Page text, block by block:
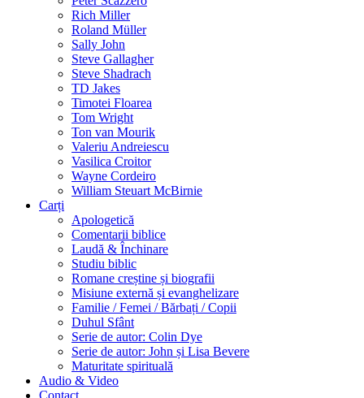
Rich Miller
Roland Müller
Sally John
Steve Gallagher
Steve Shadrach
TD Jakes
Timotei Floarea
Tom Wright
Ton van Mourik
Valeriu Andreiescu
Vasilica Croitor
Wayne Cordeiro
William Steuart McBirnie
Carți
Apologetică
Comentarii biblice
Laudă & Închinare
Studiu biblic
Romane creștine și biografii
Misiune externă și evanghelizare
Familie / Femei / Bărbați / Copii
Duhul Sfânt
Serie de autor: Colin Dye
Serie de autor: John și Lisa Bevere
Maturitate spirituală
Audio & Video
Contact